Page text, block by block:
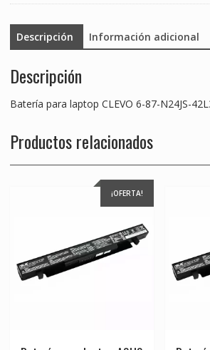
cantidad
Descripción Información adicional
Descripción
Batería para laptop CLEVO 6-87-N24JS-
Productos relacionados
¡OFERTA!